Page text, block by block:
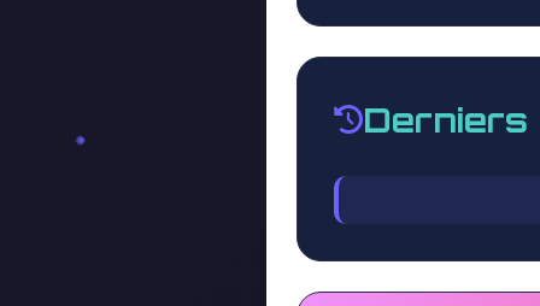
Derniers